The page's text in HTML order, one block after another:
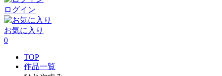
ログイン
お気に入り
0
TOP
作品一覧